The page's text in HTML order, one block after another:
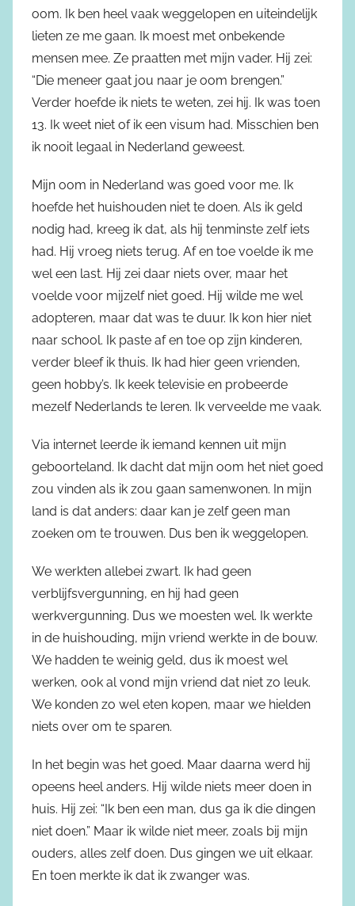
oom. Ik ben heel vaak weggelopen en uiteindelijk
lieten ze me gaan. Ik moest met onbekende
mensen mee. Ze praatten met mijn vader. Hij zei:
“Die meneer gaat jou naar je oom brengen.”
Verder hoefde ik niets te weten, zei hij. Ik was toen
13. Ik weet niet of ik een visum had. Misschien ben
ik nooit legaal in Nederland geweest.
Mijn oom in Nederland was goed voor me. Ik
hoefde het huishouden niet te doen. Als ik geld
nodig had, kreeg ik dat, als hij tenminste zelf iets
had. Hij vroeg niets terug. Af en toe voelde ik me
wel een last. Hij zei daar niets over, maar het
voelde voor mijzelf niet goed. Hij wilde me wel
adopteren, maar dat was te duur. Ik kon hier niet
naar school. Ik paste af en toe op zijn kinderen,
verder bleef ik thuis. Ik had hier geen vrienden,
geen hobby’s. Ik keek televisie en probeerde
mezelf Nederlands te leren. Ik verveelde me vaak.
Via internet leerde ik iemand kennen uit mijn
geboorteland. Ik dacht dat mijn oom het niet goed
zou vinden als ik zou gaan samenwonen. In mijn
land is dat anders: daar kan je zelf geen man
zoeken om te trouwen. Dus ben ik weggelopen.
We werkten allebei zwart. Ik had geen
verblijfsvergunning, en hij had geen
werkvergunning. Dus we moesten wel. Ik werkte
in de huishouding, mijn vriend werkte in de bouw.
We hadden te weinig geld, dus ik moest wel
werken, ook al vond mijn vriend dat niet zo leuk.
We konden zo wel eten kopen, maar we hielden
niets over om te sparen.
In het begin was het goed. Maar daarna werd hij
opeens heel anders. Hij wilde niets meer doen in
huis. Hij zei: “Ik ben een man, dus ga ik die dingen
niet doen.” Maar ik wilde niet meer, zoals bij mijn
ouders, alles zelf doen. Dus gingen we uit elkaar.
En toen merkte ik dat ik zwanger was.